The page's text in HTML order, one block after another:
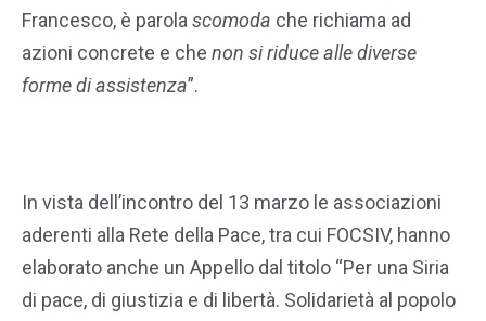
Francesco, è parola scomoda che richiama ad
azioni concrete e che non si riduce alle diverse
forme di assistenza”.
In vista dell’incontro del 13 marzo le associazioni
aderenti alla Rete della Pace, tra cui FOCSIV, hanno
elaborato anche un Appello dal titolo “Per una Siria
di pace, di giustizia e di libertà. Solidarietà al popolo